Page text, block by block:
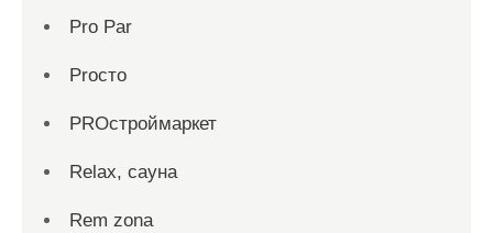
Pro Par
Proсто
PROстроймаркет
Relax, сауна
Rem zona